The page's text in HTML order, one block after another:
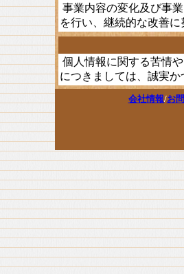
事業内容の変化及び事
を行い、継続的な改善に
個人情報に関する苦情
につきましては、誠実
会社情報/お